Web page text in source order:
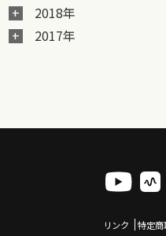
2018年
2017年
リンク 特定商